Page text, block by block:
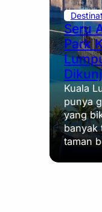
Seru
Park
Kuala
punya
yang
banyak
taman